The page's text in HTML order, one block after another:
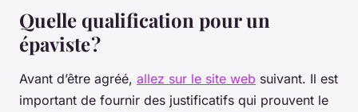
Quelle qualification pour un
épaviste ?
Avant d’être agréé, allez sur le site web suivant. Il est
important de fournir des justificatifs qui prouvent le